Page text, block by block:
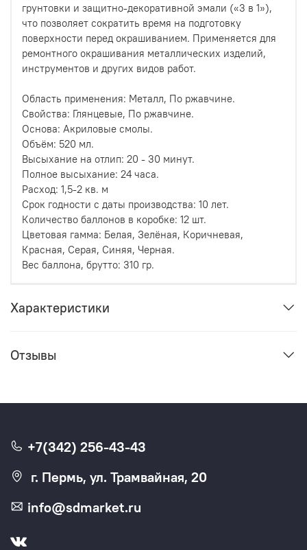
грунтовки и защитно-декоративной эмали («3 в 1»),
что позволяет сократить время на подготовку
поверхности перед окрашиванием. Применяется для
ремонтного окрашивания металлических изделий,
инструментов и других видов работ.
Область применения: Металл, По ржавчине.
Свойства: Глянцевые, По ржавчине.
Основа: Акриловые смолы.
Объём: 520 мл.
Высыхание на отлип: 20 - 30 минут.
Полное высыхание: 24 часа.
Расход: 1,5-2 кв. м
Срок годности с даты производства: 10 лет.
Количество баллонов в коробке: 12 шт.
Цветовая гамма: Белая, Зелёная, Коричневая,
Красная, Серая, Синяя, Черная.
Вес баллона, брутто: 310 гр.
Характеристики
Отзывы
+7(342) 256-43-43
г. Пермь, ул. Трамвайная, 20
info@sdmarket.ru